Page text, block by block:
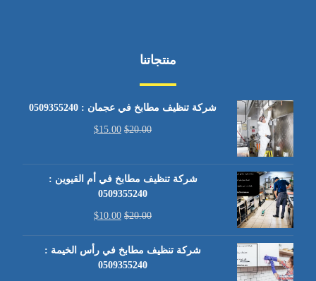
منتجاتنا
شركة تنظيف مطابخ في عجمان : 0509355240
$20.00
$15.00
شركة تنظيف مطابخ في أم القيوين :
0509355240
$20.00
$10.00
شركة تنظيف مطابخ في رأس الخيمة :
0509355240